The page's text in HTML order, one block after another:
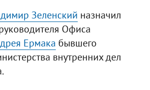
Зеленский назначил
Офиса
Ермака бывшего
внутренних дел